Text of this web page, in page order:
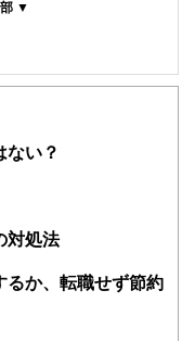
部 ▼
済に関する記事を、日々
わかりやすく発信していま
関する書籍・雑誌の編集経
掲載まですべての工程に
相続診断士、住宅ローンア
会計士、社会保険労務
ャリアコンサルタントな
ない？
対処法
るか、転職せず節約